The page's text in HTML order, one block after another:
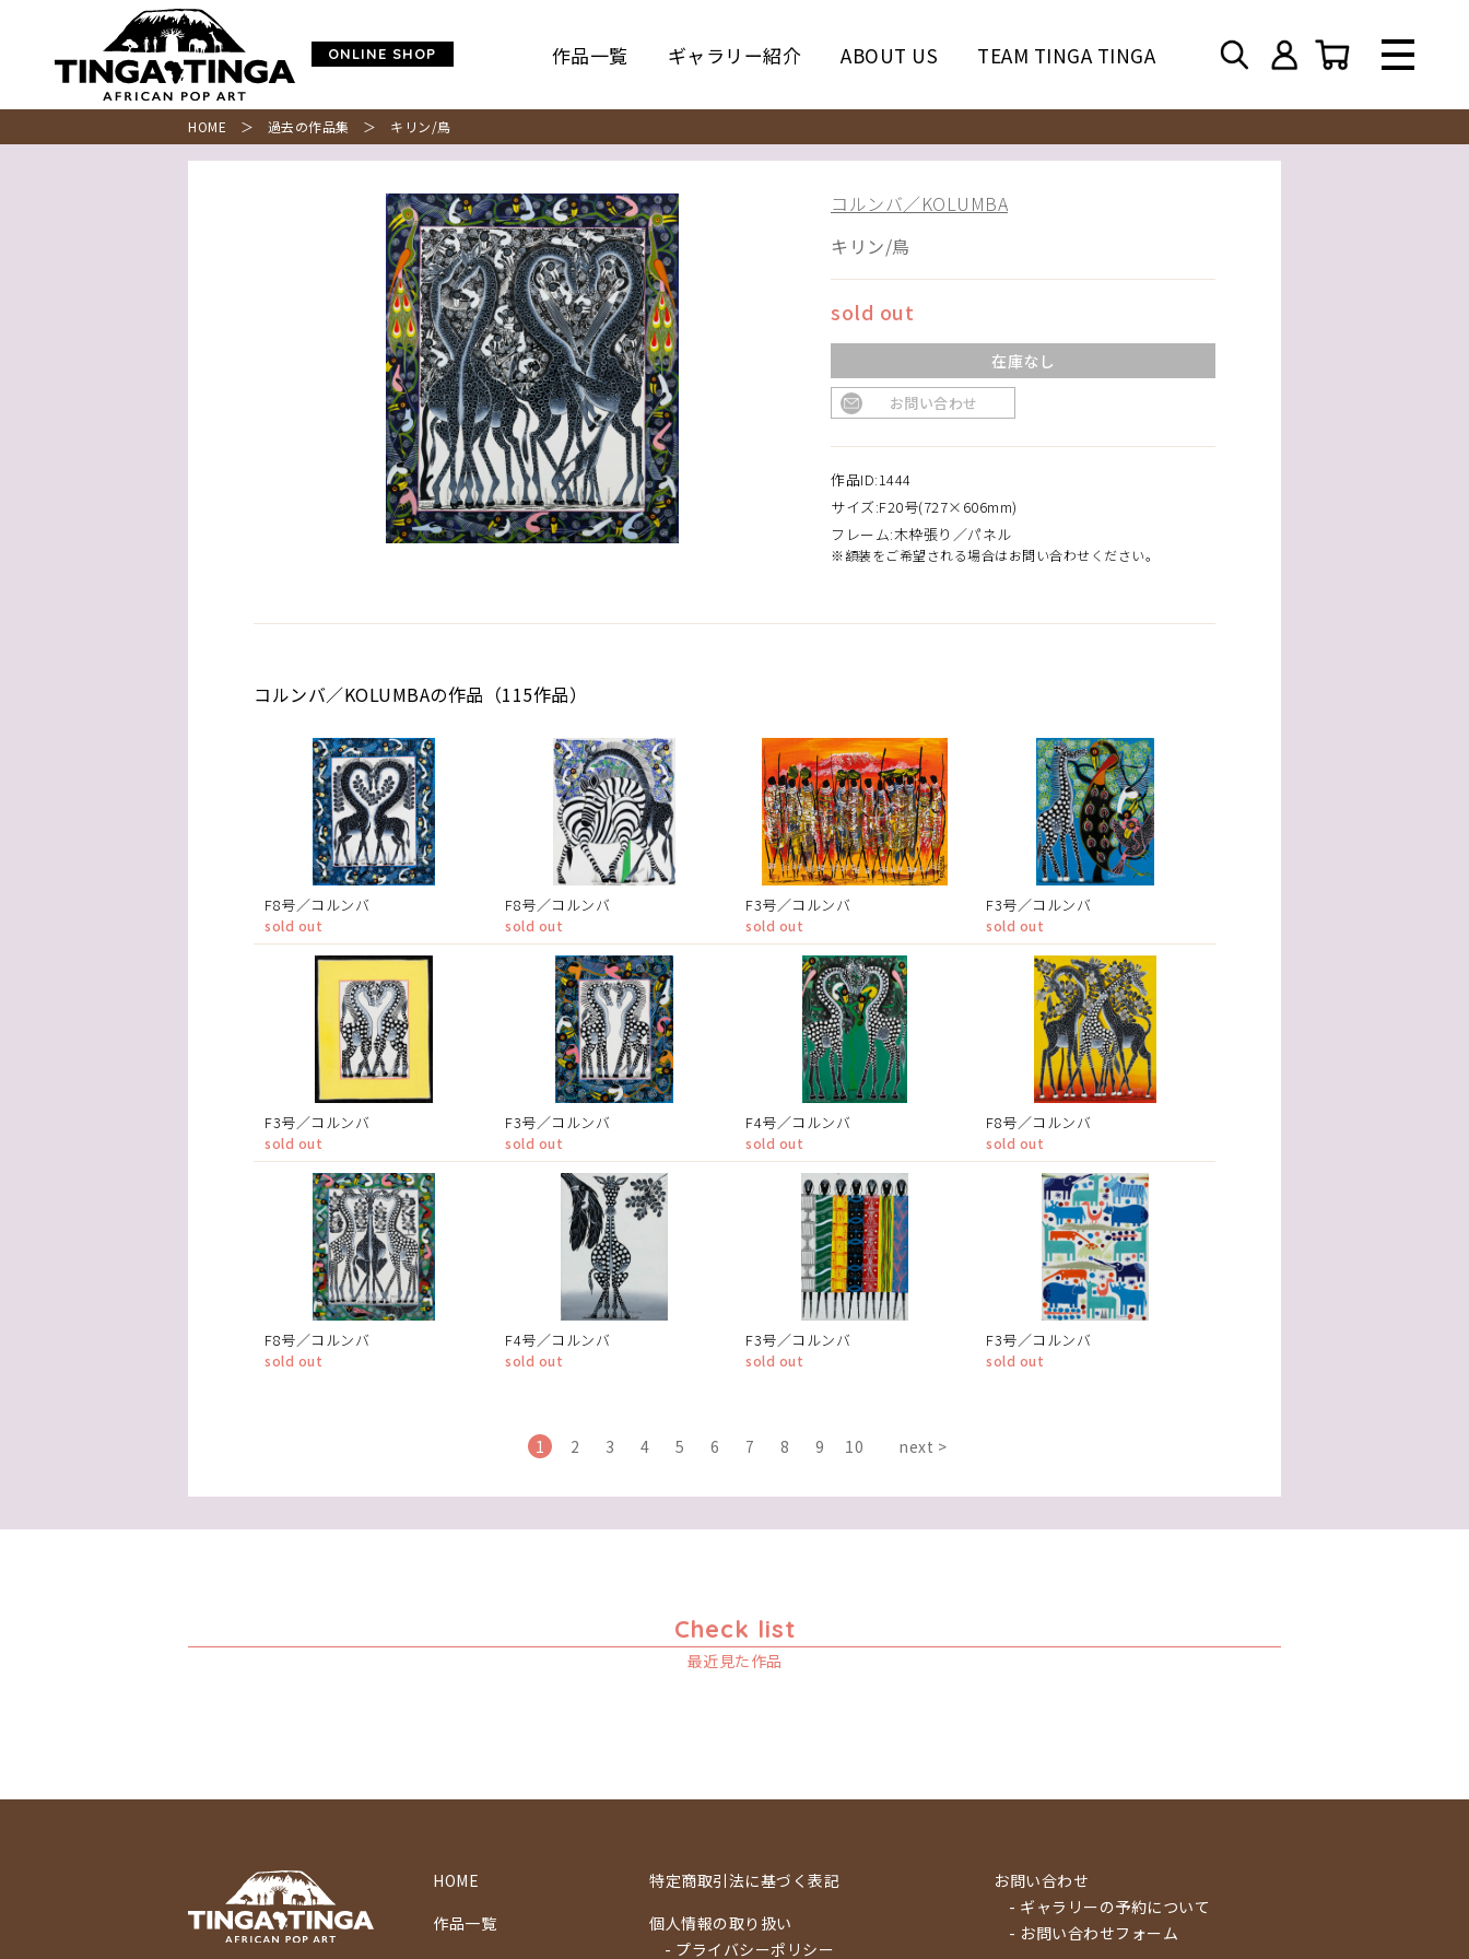
ONLINE SHOP 作品一覧 ギャラリー紹介 ABOUT US TEAM TINGA TINGA
HOME ＞ 過去の作品集 ＞ キリン/鳥
コルンバ／KOLUMBA
キリン/鳥
sold out
在庫なし
お問い合わせ
作品ID:1444
サイズ:F20号(727×606mm)
フレーム:木枠張り／パネル
※額装をご希望される場合はお問い合わせください。
コルンバ／KOLUMBAの作品（115作品）
F8号／コルンバ
sold out
F8号／コルンバ
sold out
F3号／コルンバ
sold out
F3号／コルンバ
sold out
F3号／コルンバ
sold out
F3号／コルンバ
sold out
F4号／コルンバ
sold out
F8号／コルンバ
sold out
F8号／コルンバ
sold out
F4号／コルンバ
sold out
F3号／コルンバ
sold out
F3号／コルンバ
sold out
1 2 3 4 5 6 7 8 9 10 next >
Check list
最近見た作品
HOME
作品一覧
特定商取引法に基づく表記
個人情報の取り扱い
- プライバシーポリシー
お問い合わせ
- ギャラリーの予約について
- お問い合わせフォーム